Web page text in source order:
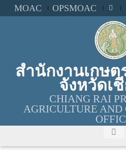
MOAC OPSMOAC
สำนักงานเกษ
จังหวัดเ
CHIANG RAI
AGRICULTURE AND